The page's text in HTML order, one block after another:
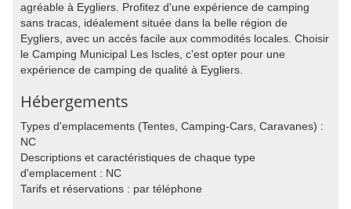
agréable à Eygliers. Profitez d'une expérience de camping
sans tracas, idéalement située dans la belle région de
Eygliers, avec un accès facile aux commodités locales. Choisir
le Camping Municipal Les Iscles, c'est opter pour une
expérience de camping de qualité à Eygliers.
Hébergements
Types d'emplacements (Tentes, Camping-Cars, Caravanes) :
NC
Descriptions et caractéristiques de chaque type
d'emplacement : NC
Tarifs et réservations : par téléphone